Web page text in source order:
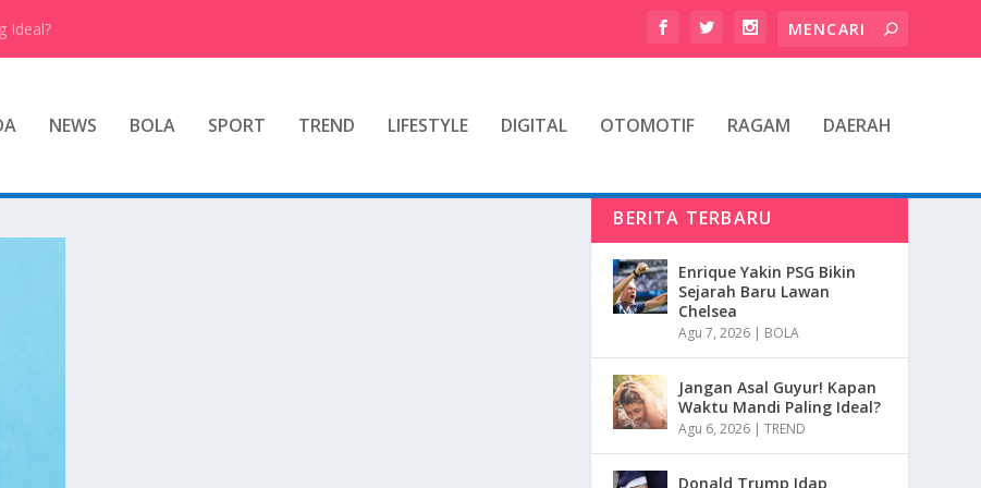
Ideal?
NEWS BOLA SPORT TREND LIFESTYLE DIGITAL OTOMOTIF RAGAM DAERAH
BERITA TERBARU
Enrique Yakin PSG Bikin
Sejarah Baru Lawan
Chelsea
Agu 7, 2026 | BOLA
Jangan Asal Guyur! Kapan
Waktu Mandi Paling Ideal?
Agu 6, 2026 |TREND
Donald Trump Idap